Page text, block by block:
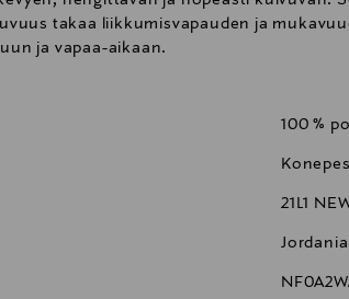
takaa liikkumisvapauden ja
ja vapaa-aikaan.
100 %
21L1
Jordania